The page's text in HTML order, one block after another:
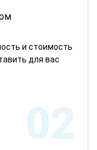
и стоимость
для вас
02